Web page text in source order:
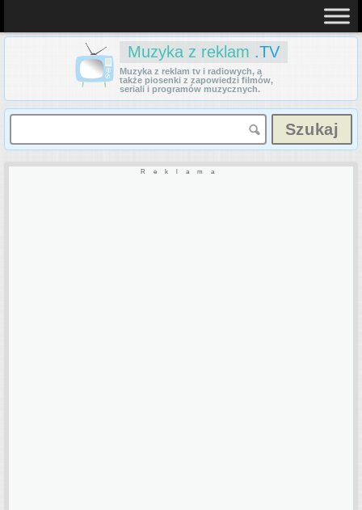
Muzyka z reklam .TV
Muzyka z reklam tv i radiowych, a
także piosenki z zapowiedzi filmów,
seriali i programów muzycznych.
Reklama